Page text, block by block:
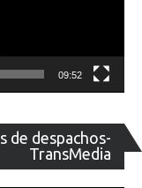
09:52
de despachos-
TransMedia
de